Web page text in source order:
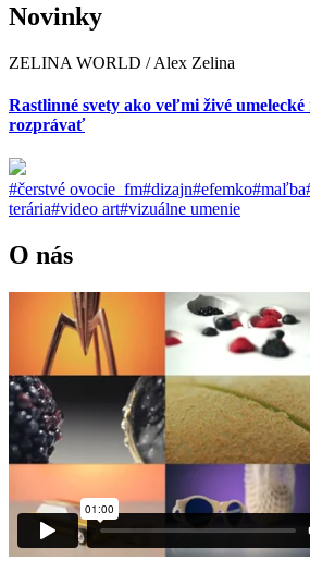
Novinky
ZELINA WORLD / Alex Zelina
Rastlinné svety ako veľmi živé
rozprávať
#čerstvé ovocie_fm#dizajn#efemko#maľba
terária#video art#vizuálne umenie
O nás